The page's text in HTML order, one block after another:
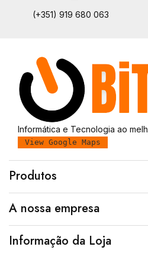
(+351) 919 680 063
Informática e Tecnologia ao
View Google Maps
Produtos
A nossa empresa
Informação da Loja